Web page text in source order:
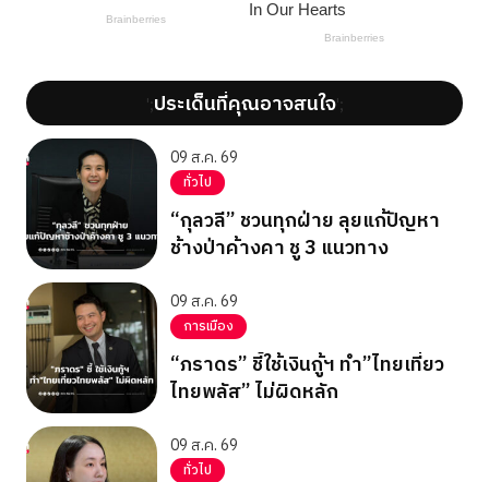
';ประเด็นที่คุณอาจสนใจ';
09 ส.ค. 69
ทั่วไป
“กุลวลี” ชวนทุกฝ่าย ลุยแก้ปัญหา
ช้างป่าค้างคา ชู 3 แนวทาง
09 ส.ค. 69
การเมือง
“ภราดร” ชี้ใช้เงินกู้ฯ ทำ”ไทยเที่ยว
ไทยพลัส” ไม่ผิดหลัก
09 ส.ค. 69
ทั่วไป